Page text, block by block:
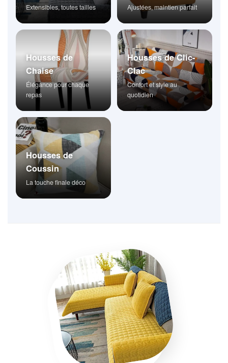
Extensibles, toutes tailles Ajustées, maintien parfait
Housses de
Chaise
Élégance pour chaque
repas
Housses de Clic-
Clac
Confort et style au
quotidien
Housses de
Coussin
La touche finale déco